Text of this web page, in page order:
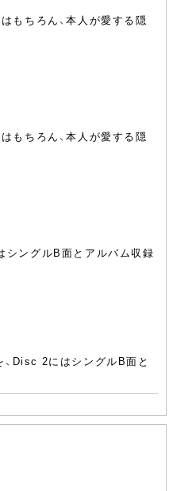
もちろん、本人が愛する隠
もちろん、本人が愛する隠
シングルB面とアルバム収録
Disc 2にはシングルB面と